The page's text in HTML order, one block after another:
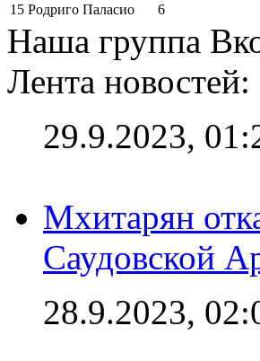
15 Родриго Паласио 6
Наша группа
Лента новостей:
29.9.2023,
Мхитарян
Саудовской
28.9.2023,